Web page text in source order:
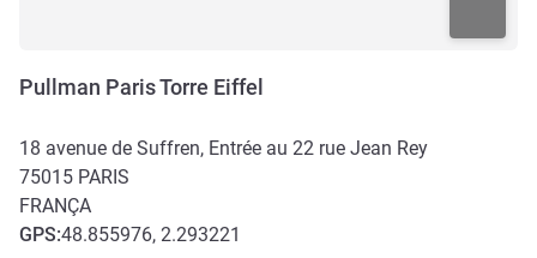
Pullman Paris Torre Eiffel
18 avenue de Suffren, Entrée au 22 rue Jean Rey
75015 PARIS
FRANÇA
GPS:48.855976, 2.293221